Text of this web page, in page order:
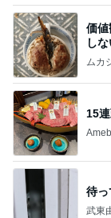
価値
し
補
ムカ
ガザ
15
待っ
武東